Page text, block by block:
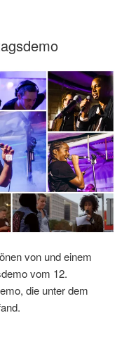
von und einem
vom 12.
die unter dem